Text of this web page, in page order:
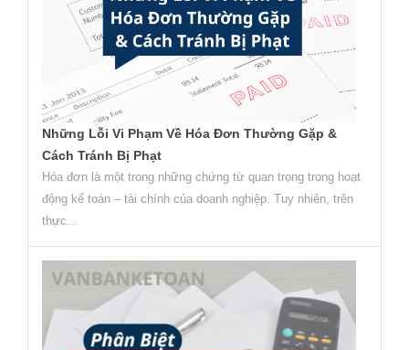
Những Lỗi Vi Phạm Về Hóa Đơn Thường Gặp &
Cách Tránh Bị Phạt
Hóa đơn là một trong những chứng từ quan trọng trong hoạt
động kế toán – tài chính của doanh nghiệp. Tuy nhiên, trên
thực...